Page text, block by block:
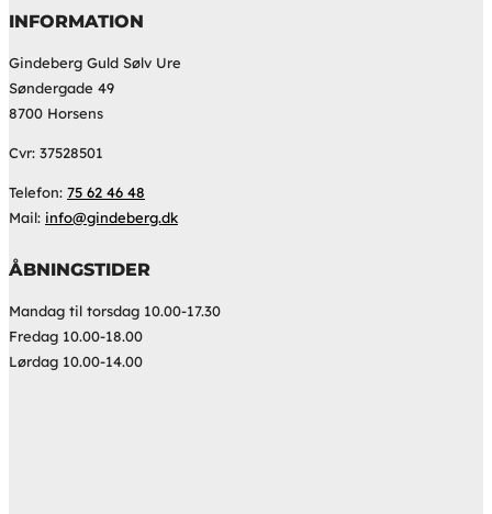
INFORMATION
Gindeberg Guld Sølv Ure
Søndergade 49
8700 Horsens
Cvr: 37528501
Telefon: 75 62 46 48
Mail: info@gindeberg.dk
ÅBNINGSTIDER
Mandag til torsdag 10.00-17.30
Fredag 10.00-18.00
Lørdag 10.00-14.00